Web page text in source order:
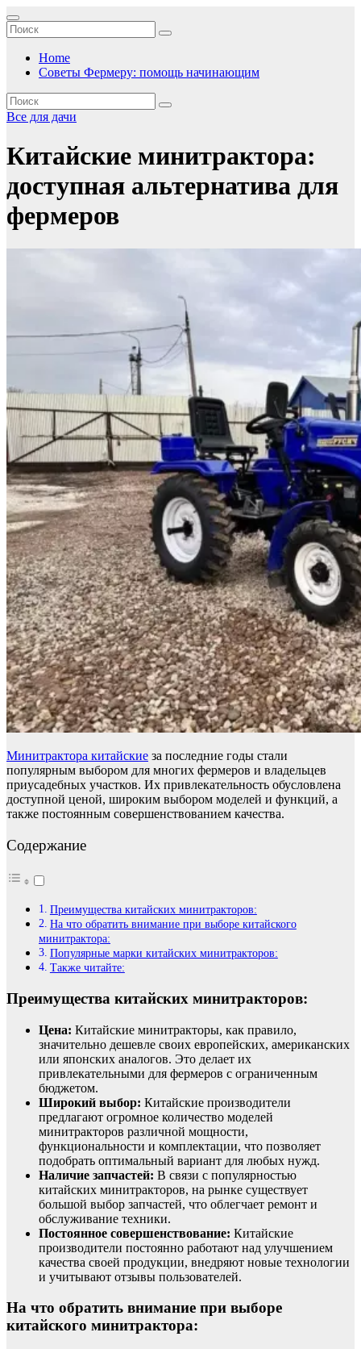
Перейти
к
содержимому
Home
Советы Фермеру: помощь начинающим
Все для дачи
Китайские минитрактора:
доступная альтернатива для
фермеров
Минитрактора китайские за последние годы стали
популярным выбором для многих фермеров и владельцев
приусадебных участков. Их привлекательность обусловлена
доступной ценой, широким выбором моделей и функций, а
также постоянным совершенствованием качества.
Содержание
Преимущества китайских минитракторов:
На что обратить внимание при выборе китайского
минитрактора:
Популярные марки китайских минитракторов:
Также читайте:
Преимущества китайских минитракторов:
Цена: Китайские минитракторы, как правило,
значительно дешевле своих европейских, американских
или японских аналогов. Это делает их
привлекательными для фермеров с ограниченным
бюджетом.
Широкий выбор: Китайские производители
предлагают огромное количество моделей
минитракторов различной мощности,
функциональности и комплектации, что позволяет
подобрать оптимальный вариант для любых нужд.
Наличие запчастей: В связи с популярностью
китайских минитракторов, на рынке существует
большой выбор запчастей, что облегчает ремонт и
обслуживание техники.
Постоянное совершенствование: Китайские
производители постоянно работают над улучшением
качества своей продукции, внедряют новые технологии
и учитывают отзывы пользователей.
На что обратить внимание при выборе
китайского минитрактора: